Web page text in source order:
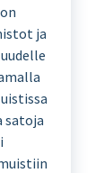
ja
satoja